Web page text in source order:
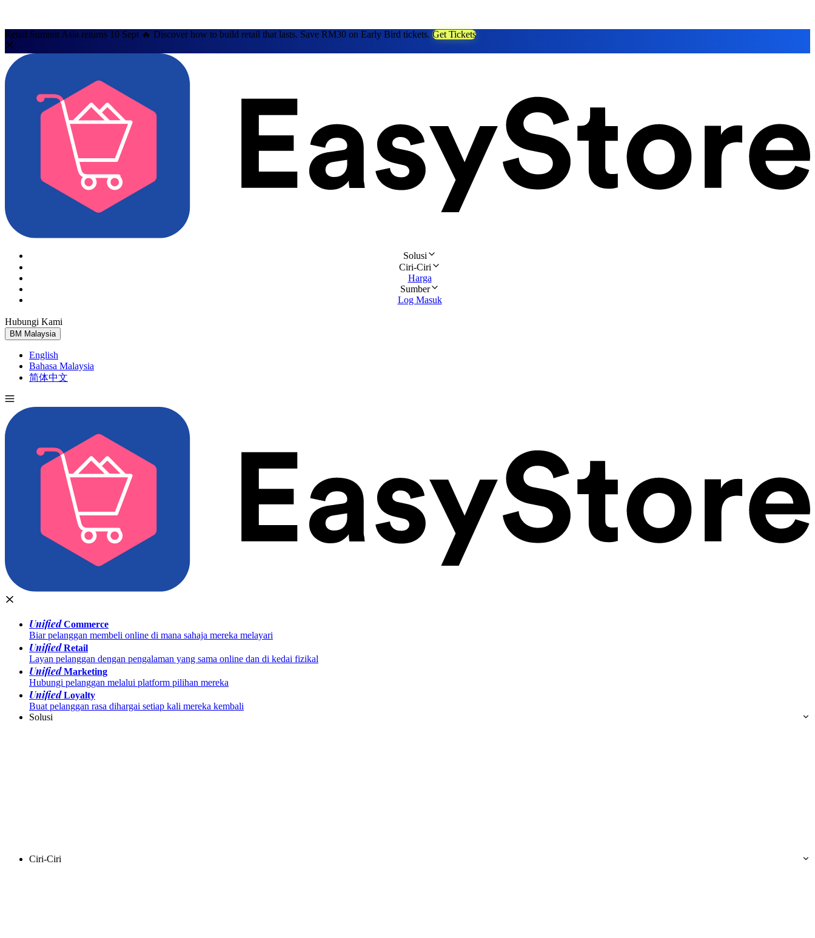
Retail Summit Asia returns 10 Sept 🔥 Discover how to build retail that lasts. Save RM30 on Early Bird tickets. Get Tickets
Solusi
Ciri-Ciri
Harga
Sumber
Log Masuk
Hubungi Kami
BM Malaysia
English
Bahasa Malaysia
简体中文
UnifiedCommerce
Biar pelanggan membeli online di mana sahaja mereka melayari
UnifiedRetail
Layan pelanggan dengan pengalaman yang sama online dan di kedai fizikal
UnifiedMarketing
Hubungi pelanggan melalui platform pilihan mereka
UnifiedLoyalty
Buat pelanggan rasa dihargai setiap kali mereka kembali
Solusi
Ciri-Ciri